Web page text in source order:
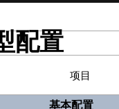
配置
项目
基本配置